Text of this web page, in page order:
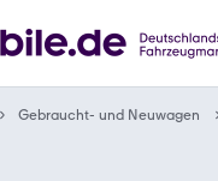
Gebraucht- und Neuwagen